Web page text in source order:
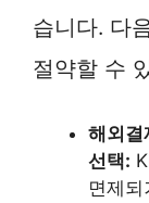
습니다. 다
절약할 수
해외결
선택:
면제